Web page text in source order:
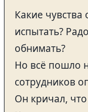
Какие
испытать?
обнимать?
Но всё пошло
сотрудников
Он кричал,